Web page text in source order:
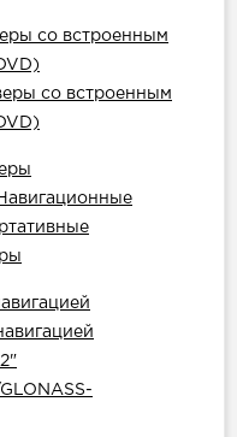
со встроенным
со встроенным